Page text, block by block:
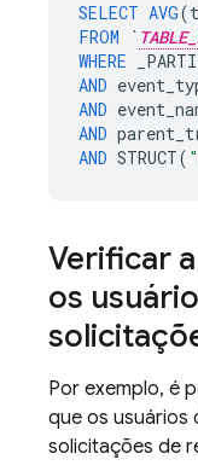
SELECT AVG(
FROM
`
WHERE
AND
AND
AND
AND STRUCT(
Verificar
os
Por exemplo, é
que os usuários
solicitações de